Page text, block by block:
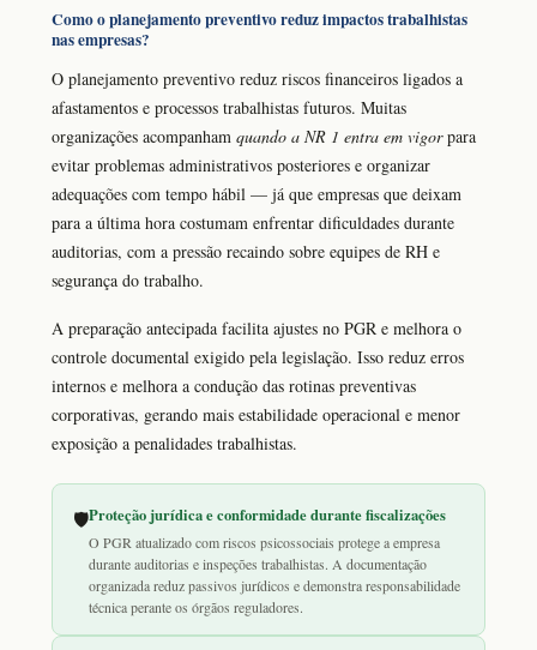
Como o planejamento preventivo reduz impactos trabalhistas
nas empresas?
O planejamento preventivo reduz riscos financeiros ligados a
afastamentos e processos trabalhistas futuros. Muitas
organizações acompanham quando a NR 1 entra em vigorpara
evitar problemas administrativos posteriores e organizar
adequações com tempo hábil — já que empresas que deixam
para a última hora costumam enfrentar dificuldades durante
auditorias, com a pressão recaindo sobre equipes de RH e
segurança do trabalho.
A preparação antecipada facilita ajustes no PGR e melhora o
controle documental exigido pela legislação. Isso reduz erros
internos e melhora a condução das rotinas preventivas
corporativas, gerando mais estabilidade operacional e menor
exposição a penalidades trabalhistas.
🛡️Proteção jurídica e conformidade durante fiscalizações
O PGR atualizado com riscos psicossociais protege a empresa
durante auditorias e inspeções trabalhistas. A documentação
organizada reduz passivos jurídicos e demonstra responsabilidade
técnica perante os órgãos reguladores.